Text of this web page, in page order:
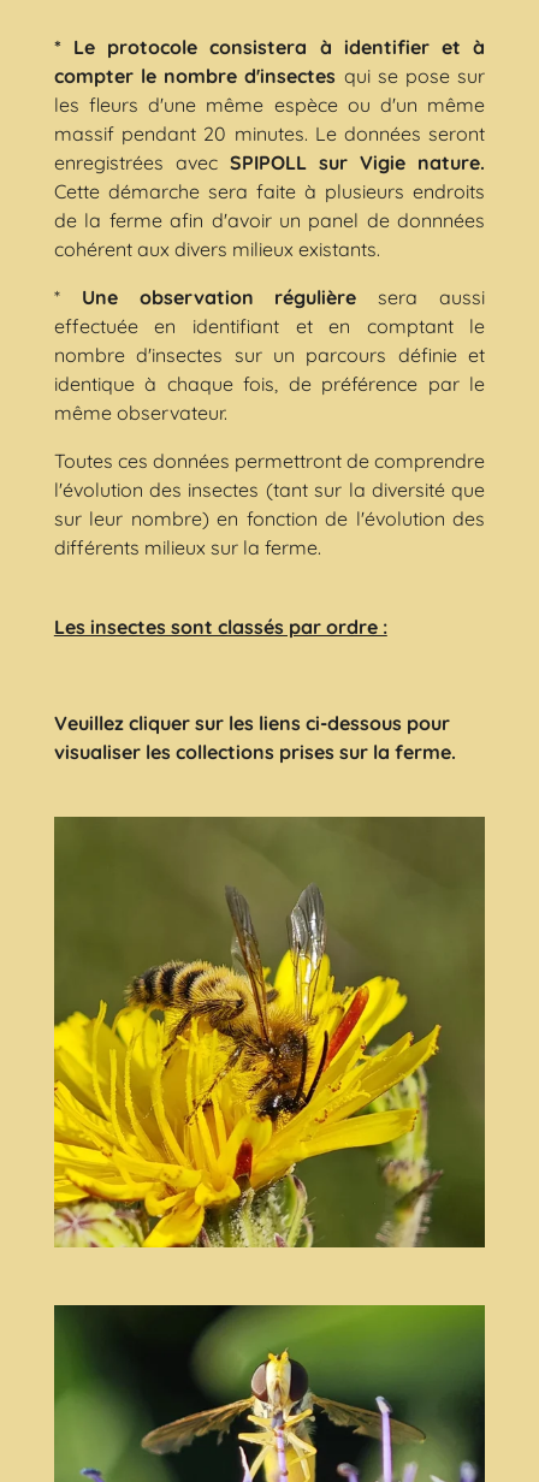
* Le protocole consistera à identifier et à
compter le nombre d'insectes qui se pose sur
les fleurs d'une même espèce ou d'un même
massif pendant 20 minutes. Le données seront
enregistrées avec SPIPOLL sur Vigie nature.
Cette démarche sera faite à plusieurs endroits
de la ferme afin d'avoir un panel de donnnées
cohérent aux divers milieux existants.
*Une observation régulière sera aussi
effectuée en identifiant et en comptant le
nombre d'insectes sur un parcours définie et
identique à chaque fois, de préférence par le
même observateur.
Toutes ces données permettront de comprendre
l'évolution des insectes (tant sur la diversité que
sur leur nombre) en fonction de l'évolution des
différents milieux sur la ferme.
Les insectes sont classés par ordre :
Veuillez cliquer sur les liens ci-dessous pour
visualiser les collections prises sur la ferme.